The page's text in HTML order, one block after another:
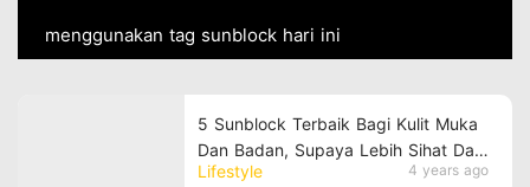
menggunakan tag sunblock hari ini
Lifestyle 4 years ago
5 Sunblock Terbaik Bagi Kulit Muka
Dan Badan, Supaya Lebih Sihat Dan
Anjal